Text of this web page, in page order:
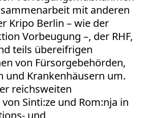
mit anderen
Kripo Berlin – wie der
Vorbeugung –, der RHF,
teils übereifrigen
von Fürsorgebehörden,
und Krankenhäusern um.
reichsweiten
Sinti:ze und Rom:nja in
und